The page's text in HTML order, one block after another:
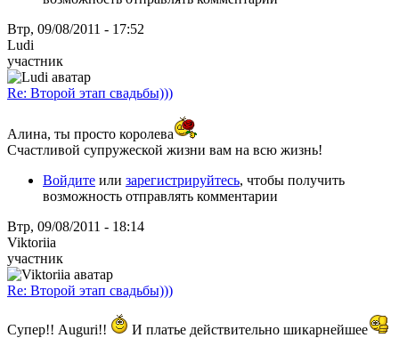
Втр, 09/08/2011 - 17:52
Ludi
участник
Re: Второй этап свадьбы)))
Алина, ты просто королева
Счастливой супружеской жизни вам на всю жизнь!
Войдите или зарегистрируйтесь, чтобы получить
возможность отправлять комментарии
Втр, 09/08/2011 - 18:14
Viktoriia
участник
Re: Второй этап свадьбы)))
Супер!! Auguri!!
И платье действительно шикарнейшее